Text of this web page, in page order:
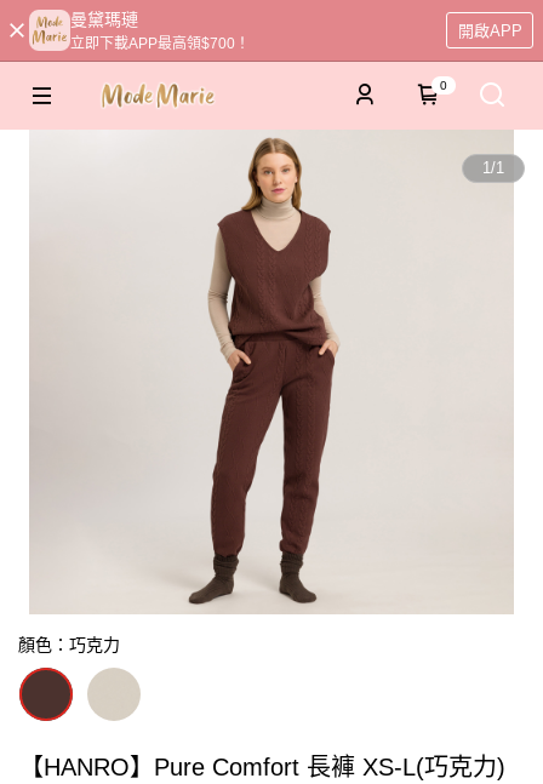
曼黛瑪璉
立即下載APP最高領$700！
開啟APP
0
1/1
顏色：巧克力
【HANRO】Pure Comfort 長褲 XS-L(巧克力)